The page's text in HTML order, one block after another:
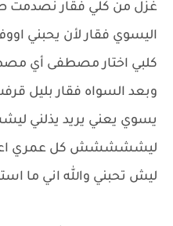
غزل من كلي فقار نصدمت
اليسوي فقار لأن يحبني
كلبي اختار مصطفى أي
وبعد السواه فقار بليل
يسوي يعني يريد يذلني
ليششششش كل عمري
ليش تحبني والله اني ما